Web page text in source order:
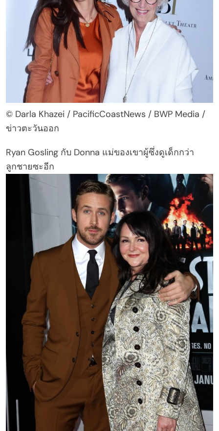
© Darla Khazei / PacificCoastNews / BWP Media /
ข่าวตะวันออก
Ryan Gosling กับ Donna แม่ของเขาผู้ซึ่งดูเด็กกว่า
ลูกชายซะอีก